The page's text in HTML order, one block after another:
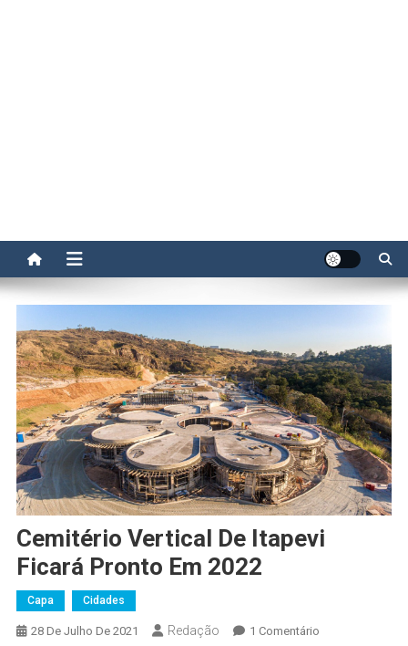
Cemitério Vertical De Itapevi
Ficará Pronto Em 2022
Capa Cidades
28 De Julho De 2021 Redação 1 ComentárioEm